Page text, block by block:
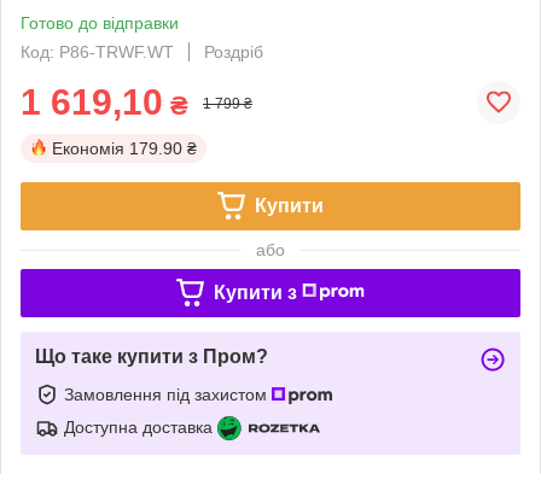
Готово до відправки
Код: P86-TRWF.WT
Роздріб
1 619,10 ₴ 1 799 ₴
Економія 179.90 ₴
Купити
або
Купити з
Що таке купити з Пром?
Замовлення під захистом
Доступна доставка